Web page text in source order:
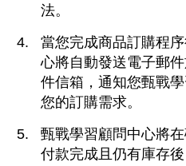
法。
當您完成商品訂購程
心將自動發送電子郵
件信箱，通知您甄戰
您的訂購需求。
甄戰學習顧問中心將在
付款完成且仍有庫存